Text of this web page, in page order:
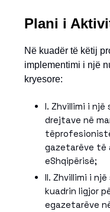
Plani i
Në kuadër të këtij
implementimi i një
kryesore:
I. Zhvillimi i
drejtave në
gazetarëve të
eShqipërisë;
II. Zhvillimi i
kuadrin ligjor
egazetarëve